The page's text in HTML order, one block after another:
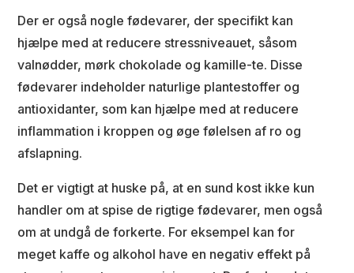
Der er også nogle fødevarer, der specifikt kan
hjælpe med at reducere stressniveauet, såsom
valnødder, mørk chokolade og kamille-te. Disse
fødevarer indeholder naturlige plantestoffer og
antioxidanter, som kan hjælpe med at reducere
inflammation i kroppen og øge følelsen af ro og
afslapning.
Det er vigtigt at huske på, at en sund kost ikke kun
handler om at spise de rigtige fødevarer, men også
om at undgå de forkerte. For eksempel kan for
meget kaffe og alkohol have en negativ effekt på